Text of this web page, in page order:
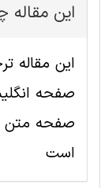
این
صفحه متن
است